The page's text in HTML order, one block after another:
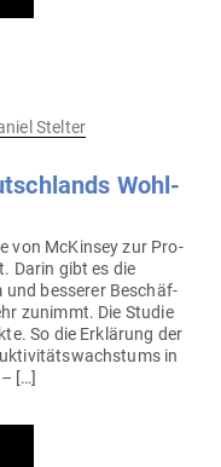
Stelter
Wohl­
von McK­insey zur Pro­
Darin gibt es die
und bes­serer Beschäf­
zunimmt. Die Studie
So die Erklärung der
in
[…]